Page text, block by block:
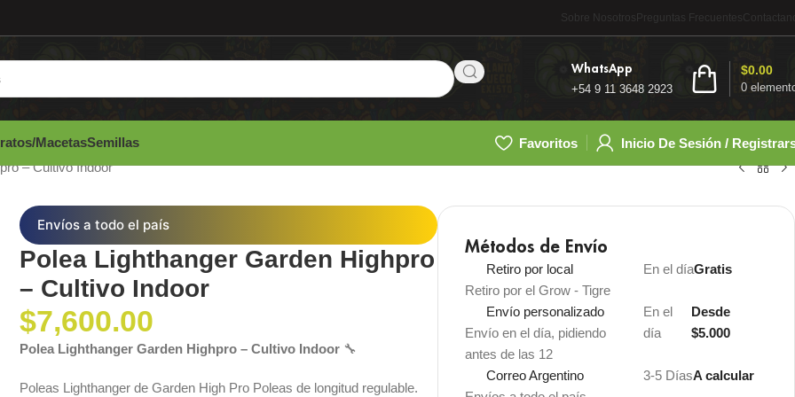
Sobre Nosotros Preguntas Frecuentes
WhatsApp
+54 9 11 3648 2923 0
$0.00
MacetasSemillas Favoritos
Inicio De Sesión /
– Cultivo Indoor
Envíos a todo el país
Polea Lighthanger Garden Highpro
– Cultivo Indoor
$7,600.00
Polea Lighthanger Garden Highpro – Cultivo Indoor 🔧
Poleas Lighthanger de Garden High Pro Poleas de longitud regulable.
Métodos de Envío
Retiro por local
Retiro por el Grow - Tigre
En el díaGratis
Envío personalizado
Envío en el día, pidiendo
antes de las 12
En el
día
Desde
$5.000
Correo Argentino
3-5 DíasA calcular